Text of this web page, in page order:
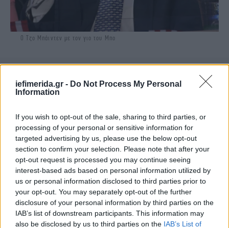
iefimerida.gr - Do Not Process My Personal
Information
If you wish to opt-out of the sale, sharing to third parties, or
processing of your personal or sensitive information for
targeted advertising by us, please use the below opt-out
section to confirm your selection. Please note that after your
opt-out request is processed you may continue seeing
interest-based ads based on personal information utilized by
us or personal information disclosed to third parties prior to
your opt-out. You may separately opt-out of the further
disclosure of your personal information by third parties on the
IAB’s list of downstream participants. This information may
also be disclosed by us to third parties on the IAB’s List of
Ο Τζο Μπάιντεν με τον γιο του Μπο
Ο Μπάιντεν, αν καισυντετριμμένοςαπό την